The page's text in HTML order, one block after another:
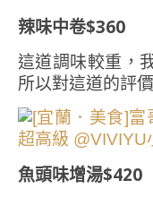
辣味中卷$360
這道調味較重，
所以對這道的評
魚頭味增湯$420